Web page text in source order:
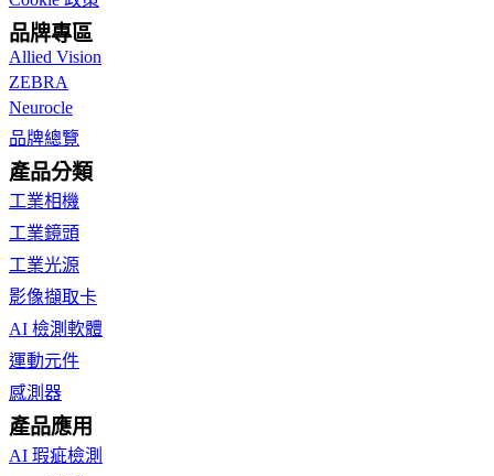
品牌專區
Allied Vision
ZEBRA
Neurocle
品牌總覽
產品分類
工業相機
工業鏡頭
工業光源
影像擷取卡
AI 檢測軟體
運動元件
感測器
產品應用
AI 瑕疵檢測